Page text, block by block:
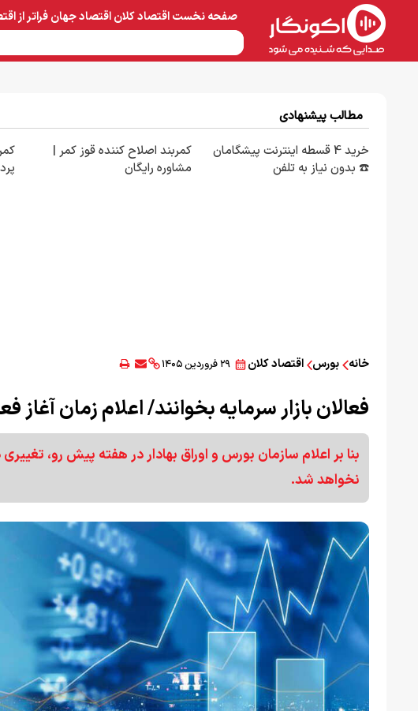
صفحه نخستاقتصاد کلاناقتصاد جهانفراتر از
مطالب پیشنهادی
خرید 4 قسطه اینترنت پیشگامان
☎️ بدون نیاز به تلفن
کمربند اصلاح کننده قوز کمر |
مشاوره رایگان
خانه بورس اقتصاد کلان ۲۹ فروردین ۱۴۰۵
فعالان بازار سرمایه بخوانند/ اعلام زمان آغاز
بنا بر اعلام سازمان بورس و اوراق بهادار در هفته پیش رو، تغییری
نخواهد شد.